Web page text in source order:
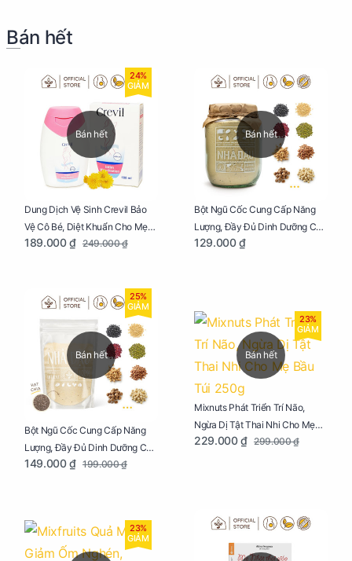
Bán hết
Bán hết
24%
GIẢM
Dung Dịch Vệ Sinh Crevil Bảo
Vệ Cô Bé, Diệt Khuẩn Cho Mẹ
Bầu Chai 100ml
189.000 ₫ 249.000 ₫
Bán hết
Bột Ngũ Cốc Cung Cấp Năng
Lượng, Đầy Đủ Dinh Dưỡng Cho
Mẹ Bầu Hũ 250g
129.000 ₫
Bán hết
25%
GIẢM
Bột Ngũ Cốc Cung Cấp Năng
Lượng, Đầy Đủ Dinh Dưỡng Cho
Mẹ Bầu Túi 250g
149.000 ₫ 199.000 ₫
Bán hết
23%
GIẢM
Mixnuts Phát Triển Trí Não,
Ngừa Dị Tật Thai Nhi Cho Mẹ
Bầu Túi 250g
229.000 ₫ 299.000 ₫
23%
GIẢM